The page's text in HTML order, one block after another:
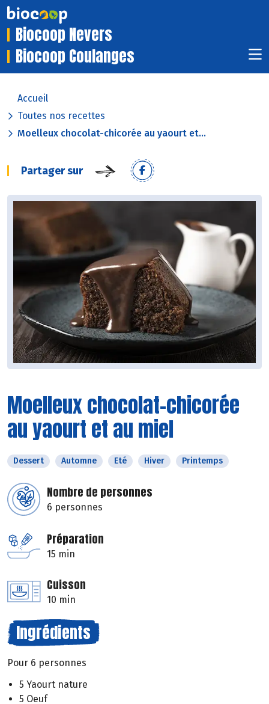
Biocoop Nevers
Biocoop Coulanges
Accueil
Toutes nos recettes
Moelleux chocolat-chicorée au yaourt et...
Partager sur
Moelleux chocolat-chicorée
au yaourt et au miel
Dessert Automne Eté Hiver Printemps
Nombre de personnes
6 personnes
Préparation
15 min
Cuisson
10 min
Ingrédients
Pour 6 personnes
5 Yaourt nature
5 Oeuf